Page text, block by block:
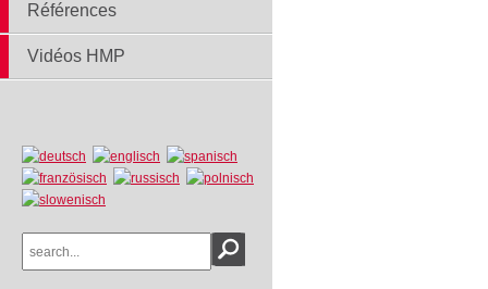
Références
Vidéos HMP